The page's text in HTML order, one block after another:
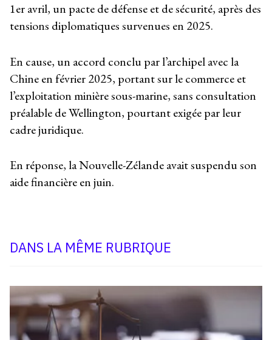
1er avril, un pacte de défense et de sécurité, après des
tensions diplomatiques survenues en 2025.
En cause, un accord conclu par l’archipel avec la
Chine en février 2025, portant sur le commerce et
l’exploitation minière sous-marine, sans consultation
préalable de Wellington, pourtant exigée par leur
cadre juridique.
En réponse, la Nouvelle-Zélande avait suspendu son
aide financière en juin.
DANS LA MÊME RUBRIQUE